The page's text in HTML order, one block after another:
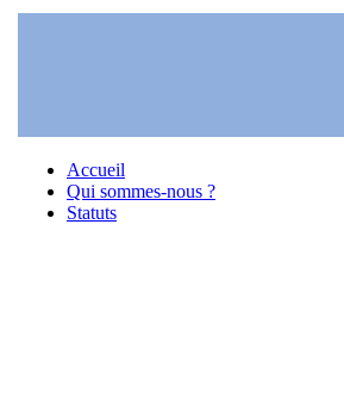
Accueil
Qui sommes-nous ?
Statuts